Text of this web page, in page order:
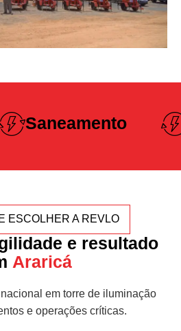
Construção
Pesada
ESCOLHER A REVLO
e resultado
Araricá
em torre de iluminação
e operações críticas.